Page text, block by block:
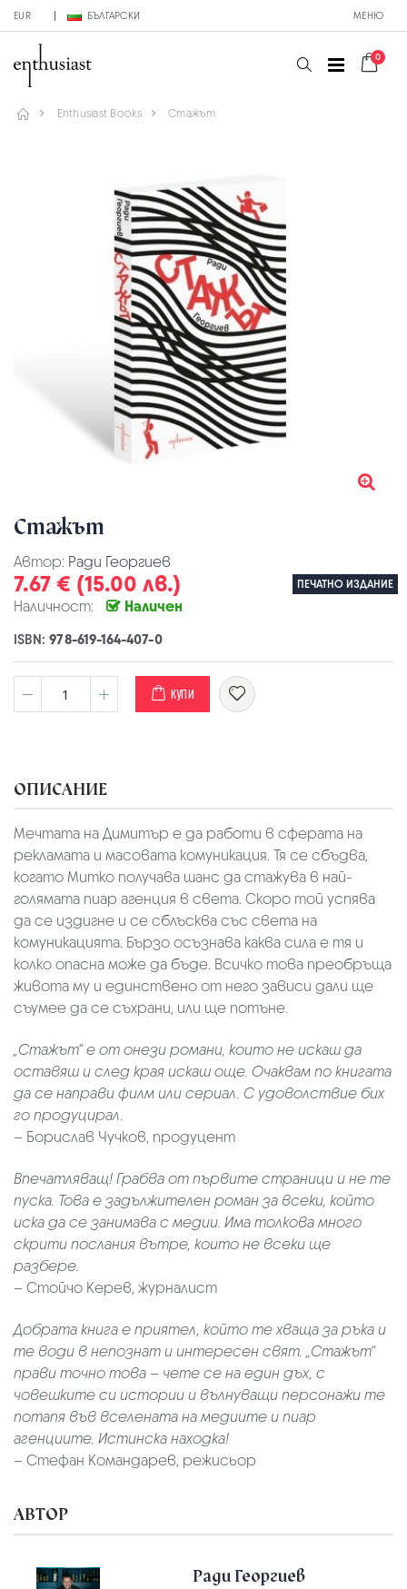
EUR БЪЛГАРСКИ МЕНЮ
0
Enthusiast Books Стажът
Стажът
Автор: Ради Георгиев
7.67 € (15.00 лв.) ПЕЧАТНО ИЗДАНИЕ
Наличност: Наличен
ISBN:978-619-164-407-0
КУПИ
ОПИСАНИЕ
Мечтата на Димитър е да работи в сферата на
рекламата и масовата комуникация. Тя се сбъдва,
когато Митко получава шанс да стажува в най-
голямата пиар агенция в света. Скоро той успява
да се издигне и се сблъсква със света на
комуникацията. Бързо осъзнава каква сила е тя и
колко опасна може да бъде. Всичко това преобръща
живота му и единствено от него зависи дали ще
съумее да се съхрани, или ще потъне.
„Стажът“ е от онези романи, които не искаш да
оставяш и след края искаш още. Очаквам по книгата
да се направи филм или сериал. С удоволствие бих
го продуцирал.
– Борислав Чучков, продуцент
Впечатляващ! Грабва от първите страници и не те
пуска. Това е задължителен роман за всеки, който
иска да се занимава с медии. Има толкова много
скрити послания вътре, които не всеки ще
разбере.
– Стойчо Керев, журналист
Добрата книга е приятел, който те хваща за ръка и
те води в непознат и интересен свят. „Стажът“
прави точно това – чете се на един дъх, с
човешките си истории и вълнуващи персонажи те
потапя във вселената на медиите и пиар
агенциите. Истинска находка!
– Стефан Командарев, режисьор
АВТОР
Ради Георгиев